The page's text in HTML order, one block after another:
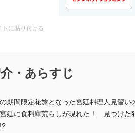
トに貼り付ける
・あらすじ
期間限定花嫁となった宮廷料理人見習
廷に食料庫荒らしが現れた！ 見つけた